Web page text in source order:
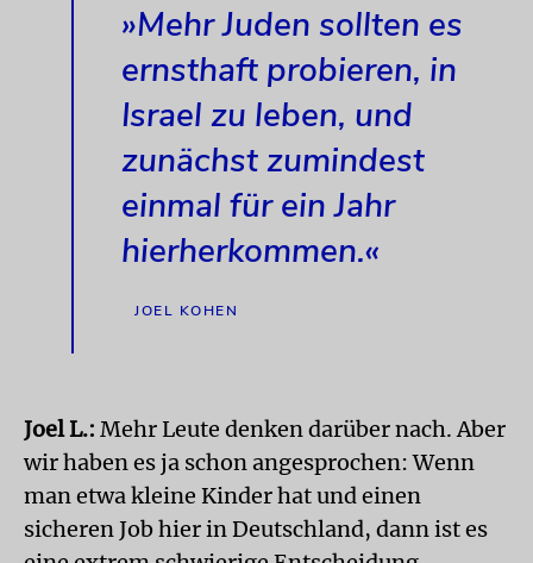
»Mehr Juden sollten es
ernsthaft probieren, in
Israel zu leben, und
zunächst zumindest
einmal für ein Jahr
hierherkommen.«
JOEL KOHEN
Joel L.: Mehr Leute denken darüber nach. Aber
wir haben es ja schon angesprochen: Wenn
man etwa kleine Kinder hat und einen
sicheren Job hier in Deutschland, dann ist es